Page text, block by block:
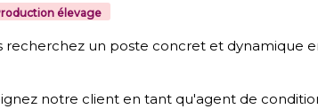
élevage
recherchez un poste concret et dynamique
notre client en tant qu'agent de